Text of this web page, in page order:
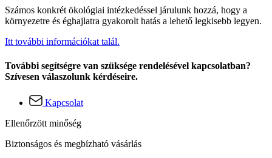
Számos konkrét ökológiai intézkedéssel járulunk hozzá, hogy a
környezetre és éghajlatra gyakorolt hatás a lehető legkisebb legyen.
Itt további információkat talál.
További segítségre van szüksége rendelésével kapcsolatban?
Szívesen válaszolunk kérdéseire.
Kapcsolat
Ellenőrzött minőség
Biztonságos és megbízható vásárlás